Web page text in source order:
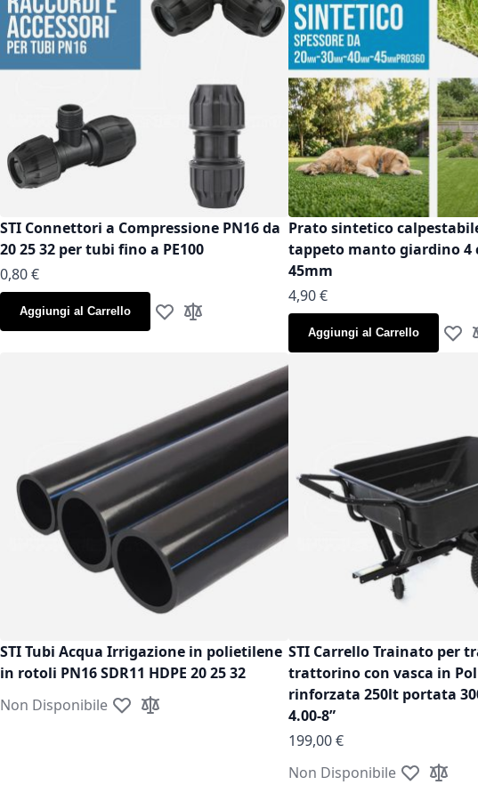
STI Connettori a Compressione PN16 da
20 25 32 per tubi fino a PE100
As low as
0,80 €
Aggiungi al Carrello Aggiungi alla lista desideri
Aggiungi al confronto
Prato sintetico
tappeto manto giardino 4
45mm
As low as
4,90 €
Aggiungi al Carrello
STI Tubi Acqua Irrigazione in polietilene
in rotoli PN16 SDR11 HDPE 20 25 32
Non Disponibile Aggiungi alla lista desideri
Aggiungi al confronto
STI Carrello Trainato per
trattorino con vasca in
rinforzata 250lt portata
4.00-8”
199,00 €
Non Disponibile Aggiungi